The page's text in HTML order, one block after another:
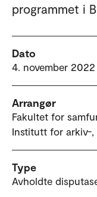
programmet i
Dato
4. november 2022
Arrangør
Fakultet for
Institutt for arkiv-
Type
Avholdte